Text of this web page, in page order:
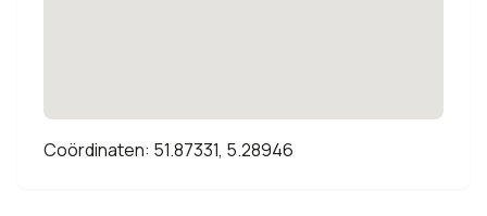
Coördinaten: 51.87331, 5.28946